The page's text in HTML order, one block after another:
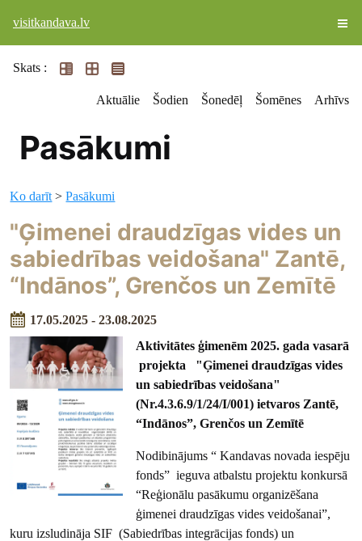
visitkandava.lv
Skats :
Aktuālie Šodien Šonedēļ Šomēnes Arhīvs
Pasākumi
Ko darīt >Pasākumi
"Ģimenei draudzīgas vides un
sabiedrības veidošana" Zantē,
“Indānos”, Grenčos un Zemītē
17.05.2025 - 23.08.2025
Aktivitātes ģimenēm 2025. gada vasarā
projekta "Ģimenei draudzīgas vides
un sabiedrības veidošana"
(Nr.4.3.6.9/1/24/I/001) ietvaros Zantē,
“Indānos”, Grenčos un Zemītē
Nodibinājums “ Kandavas novada iespēju
fonds” ieguva atbalstu projektu konkursā
“Reģionālu pasākumu organizēšana
ģimenei draudzīgas vides veidošanai”,
kuru izsludināja SIF (Sabiedrības integrācijas fonds) un